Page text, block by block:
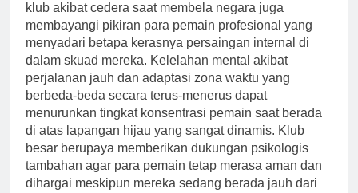
klub akibat cedera saat membela negara juga
membayangi pikiran para pemain profesional yang
menyadari betapa kerasnya persaingan internal di
dalam skuad mereka. Kelelahan mental akibat
perjalanan jauh dan adaptasi zona waktu yang
berbeda-beda secara terus-menerus dapat
menurunkan tingkat konsentrasi pemain saat berada
di atas lapangan hijau yang sangat dinamis. Klub
besar berupaya memberikan dukungan psikologis
tambahan agar para pemain tetap merasa aman dan
dihargai meskipun mereka sedang berada jauh dari